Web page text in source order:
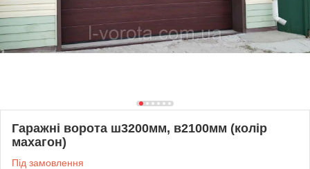
Гаражні ворота ш3200мм, в2100мм (колір
махагон)
Під замовлення